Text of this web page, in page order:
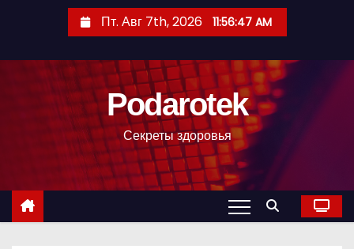
с
Пт. Авг 7th, 2026 11:56:48 AM
Podarotek
Секреты здоровья